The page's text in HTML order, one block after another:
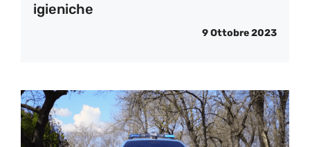
igieniche
9 Ottobre 2023